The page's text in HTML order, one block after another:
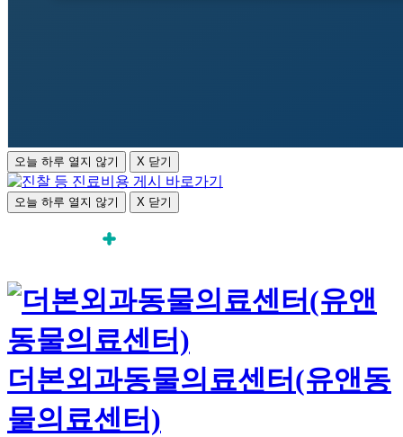
오늘 하루 열지 않기 X 닫기
오늘 하루 열지 않기 X 닫기
더본외과동물의료센터(유앤동
물의료센터)